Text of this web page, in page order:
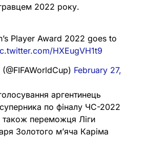
2022 року.
Player Award 2022 goes to
HXEugVH1t9
February 27,
аргентинець
по фіналу ЧС-2022
також переможця Ліги
Золотого м’яча Каріма